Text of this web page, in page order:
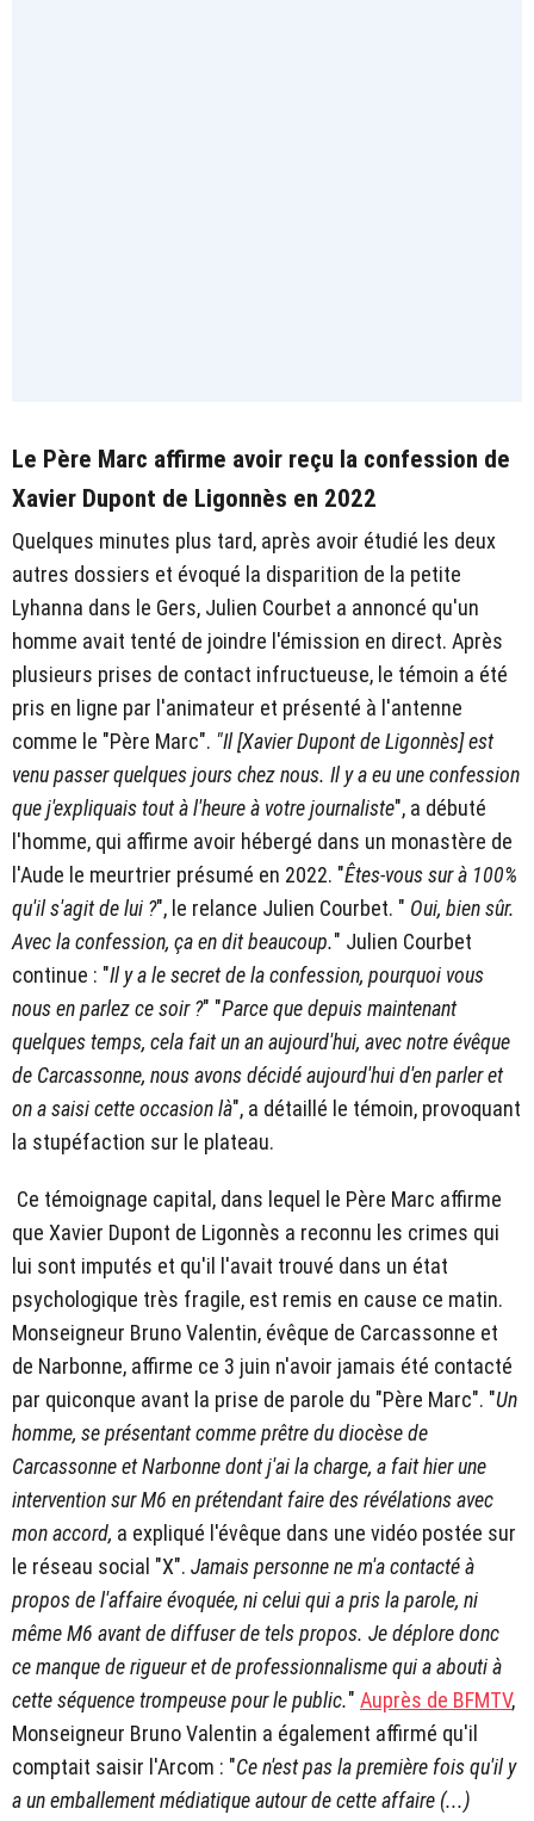
Le Père Marc affirme avoir reçu la confession de
Xavier Dupont de Ligonnès en 2022
Quelques minutes plus tard, après avoir étudié les deux
autres dossiers et évoqué la disparition de la petite
Lyhanna dans le Gers, Julien Courbet a annoncé qu'un
homme avait tenté de joindre l'émission en direct. Après
plusieurs prises de contact infructueuse, le témoin a été
pris en ligne par l'animateur et présenté à l'antenne
comme le "Père Marc". "Il [Xavier Dupont de Ligonnès] est
venu passer quelques jours chez nous. Il y a eu une confession
que j'expliquais tout à l'heure à votre journaliste", a débuté
l'homme, qui affirme avoir hébergé dans un monastère de
l'Aude le meurtrier présumé en 2022. "Êtes-vous sur à 100%
qu'il s'agit de lui ?", le relance Julien Courbet. " Oui, bien sûr.
Avec la confession, ça en dit beaucoup." Julien Courbet
continue : "Il y a le secret de la confession, pourquoi vous
nous en parlez ce soir ?" "Parce que depuis maintenant
quelques temps, cela fait un an aujourd'hui, avec notre évêque
de Carcassonne, nous avons décidé aujourd'hui d'en parler et
on a saisi cette occasion là", a détaillé le témoin, provoquant
la stupéfaction sur le plateau.
Ce témoignage capital, dans lequel le Père Marc affirme
que Xavier Dupont de Ligonnès a reconnu les crimes qui
lui sont imputés et qu'il l'avait trouvé dans un état
psychologique très fragile, est remis en cause ce matin.
Monseigneur Bruno Valentin, évêque de Carcassonne et
de Narbonne, affirme ce 3 juin n'avoir jamais été contacté
par quiconque avant la prise de parole du "Père Marc". "Un
homme, se présentant comme prêtre du diocèse de
Carcassonne et Narbonne dont j'ai la charge, a fait hier une
intervention sur M6 en prétendant faire des révélations avec
mon accord, a expliqué l'évêque dans une vidéo postée sur
le réseau social "X". Jamais personne ne m'a contacté à
propos de l'affaire évoquée, ni celui qui a pris la parole, ni
même M6 avant de diffuser de tels propos. Je déplore donc
ce manque de rigueur et de professionnalisme qui a abouti à
cette séquence trompeuse pour le public." Auprès de BFMTV,
Monseigneur Bruno Valentin a également affirmé qu'il
comptait saisir l'Arcom : "Ce n'est pas la première fois qu'il y
a un emballement médiatique autour de cette affaire (...)